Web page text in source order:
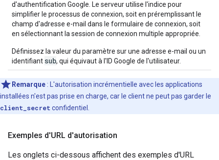
d'authentification Google. Le serveur utilise l'indice pour
simplifier le processus de connexion, soit en préremplissant le
champ d'adresse e-mail dans le formulaire de connexion, soit
en sélectionnant la session de connexion multiple appropriée.
Définissez la valeur du paramètre sur une adresse e-mail ou un
identifiant sub, qui équivaut à l'ID Google de l'utilisateur.
Remarque : L'autorisation incrémentielle avec les applications
installées n'est pas prise en charge, car le client ne peut pas garder le
client_secret confidentiel.
Exemples d'URL d'autorisation
Les onglets ci-dessous affichent des exemples d'URL